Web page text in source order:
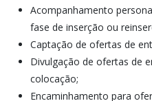
Acompanhamento
fase de inserção ou
Captação de ofertas de
Divulgação de ofertas de
colocação;
Encaminhamento para